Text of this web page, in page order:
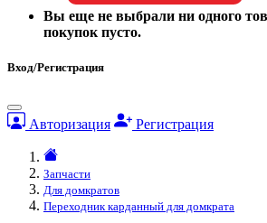
Вы еще не выбрали ни одного
покупок пусто.
Вход/Регистрация
Авторизация Регистрация
Запчасти
Для домкратов
Переходник карданный для домкрата